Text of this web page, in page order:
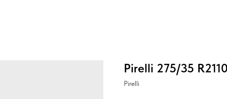
Pirelli 275/35
Pirelli